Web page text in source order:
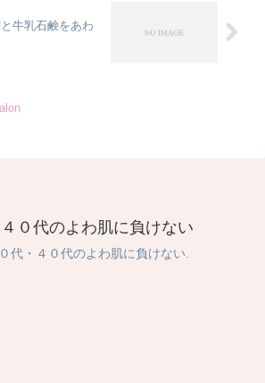
牛乳石鹸をあわ
０代のよわ肌に負けない
代・４０代のよわ肌に負けない.